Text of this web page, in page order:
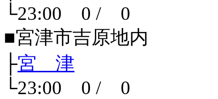
└23:00 0 / 0
■宮津市吉原地内
├宮 津
└23:00 0 / 0